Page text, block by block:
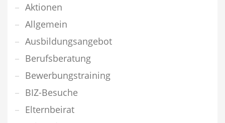
Aktionen
Allgemein
Ausbildungsangebot
Berufsberatung
Bewerbungstraining
BIZ-Besuche
Elternbeirat